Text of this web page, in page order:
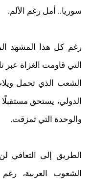
سوريا.. أمل رغم الألم.
رغم كل هذا المشهد
التي قاومت الغزاة عبر
الشعب الذي تحمل
الدولي، يستحق
والوحدة التي تمزقت.
الطريق إلى التعافي
الشعوب العربية، رغم